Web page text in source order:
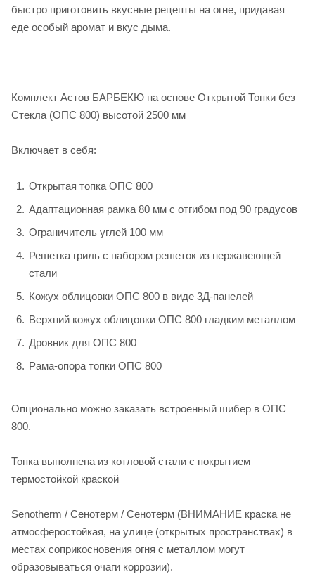
быстро приготовить вкусные рецепты на огне, придавая
еде особый аромат и вкус дыма.
Комплект Астов БАРБЕКЮ на основе Открытой Топки без
Стекла (ОПС 800) высотой 2500 мм
Включает в себя:
Открытая топка ОПС 800
Адаптационная рамка 80 мм с отгибом под 90 градусов
Ограничитель углей 100 мм
Решетка гриль с набором решеток из нержавеющей
стали
Кожух облицовки ОПС 800 в виде 3Д-панелей
Верхний кожух облицовки ОПС 800 гладким металлом
Дровник для ОПС 800
Рама-опора топки ОПС 800
Опционально можно заказать встроенный шибер в ОПС
800.
Топка выполнена из котловой стали с покрытием
термостойкой краской
Senotherm / Сенотерм / Сенотерм (ВНИМАНИЕ краска не
атмосферостойкая, на улице (открытых пространствах) в
местах соприкосновения огня с металлом могут
образовываться очаги коррозии).